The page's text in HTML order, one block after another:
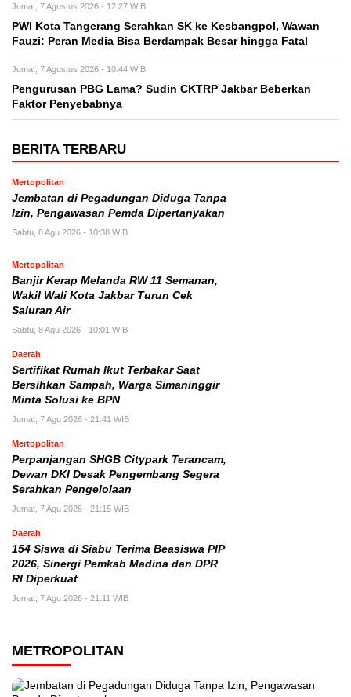
Jumat, 7 Agustus 2026 - 12:27 WIB
PWI Kota Tangerang Serahkan SK ke Kesbangpol, Wawan
Fauzi: Peran Media Bisa Berdampak Besar hingga Fatal
Jumat, 7 Agustus 2026 - 10:44 WIB
Pengurusan PBG Lama? Sudin CKTRP Jakbar Beberkan
Faktor Penyebabnya
BERITA TERBARU
Mertopolitan
Jembatan di Pegadungan Diduga Tanpa
Izin, Pengawasan Pemda Dipertanyakan
Sabtu, 8 Agu 2026 - 10:38 WIB
Mertopolitan
Banjir Kerap Melanda RW 11 Semanan,
Wakil Wali Kota Jakbar Turun Cek
Saluran Air
Sabtu, 8 Agu 2026 - 10:01 WIB
Daerah
Sertifikat Rumah Ikut Terbakar Saat
Bersihkan Sampah, Warga Simaninggir
Minta Solusi ke BPN
Jumat, 7 Agu 2026 - 21:41 WIB
Mertopolitan
Perpanjangan SHGB Citypark Terancam,
Dewan DKI Desak Pengembang Segera
Serahkan Pengelolaan
Jumat, 7 Agu 2026 - 21:15 WIB
Daerah
154 Siswa di Siabu Terima Beasiswa PIP
2026, Sinergi Pemkab Madina dan DPR
RI Diperkuat
Jumat, 7 Agu 2026 - 21:11 WIB
METROPOLITAN